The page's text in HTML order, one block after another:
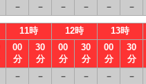
－ － － － － －
11時 12時 13時
00
分
30
分
00
分
30
分
00
分
30
分
－ － － － － －